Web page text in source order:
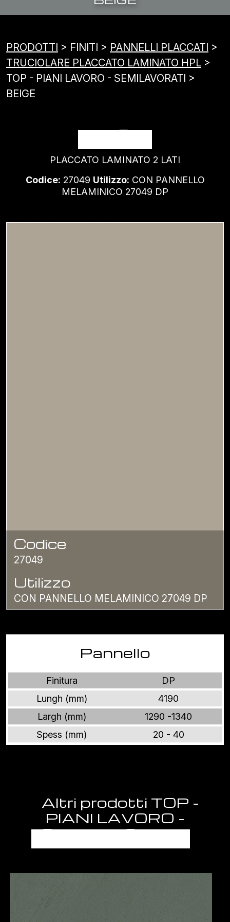
PRODOTTI > FINITI > PANNELLI PLACCATI >
TRUCIOLARE PLACCATO LAMINATO HPL >
TOP - PIANI LAVORO - SEMILAVORATI >
BEIGE
BEIGE
PLACCATO LAMINATO 2 LATI
Codice: 27049 Utilizzo: CON PANNELLO
MELAMINICO 27049 DP
Codice
27049
Utilizzo
CON PANNELLO MELAMINICO 27049 DP
Pannello
Finitura
DP
Lungh (mm)
4190
Largh (mm)
1290 -1340
Spess (mm)
20 - 40
Altri prodotti TOP -
PIANI LAVORO -
SEMILAVORATI